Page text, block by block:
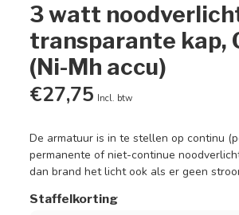
3 watt
transparante kap,
(Ni-Mh accu)
€27,75 Incl. btw
De armatuur is in te stellen op continu
permanente of niet-continue
dan brand het licht ook als er geen
Staffelkorting